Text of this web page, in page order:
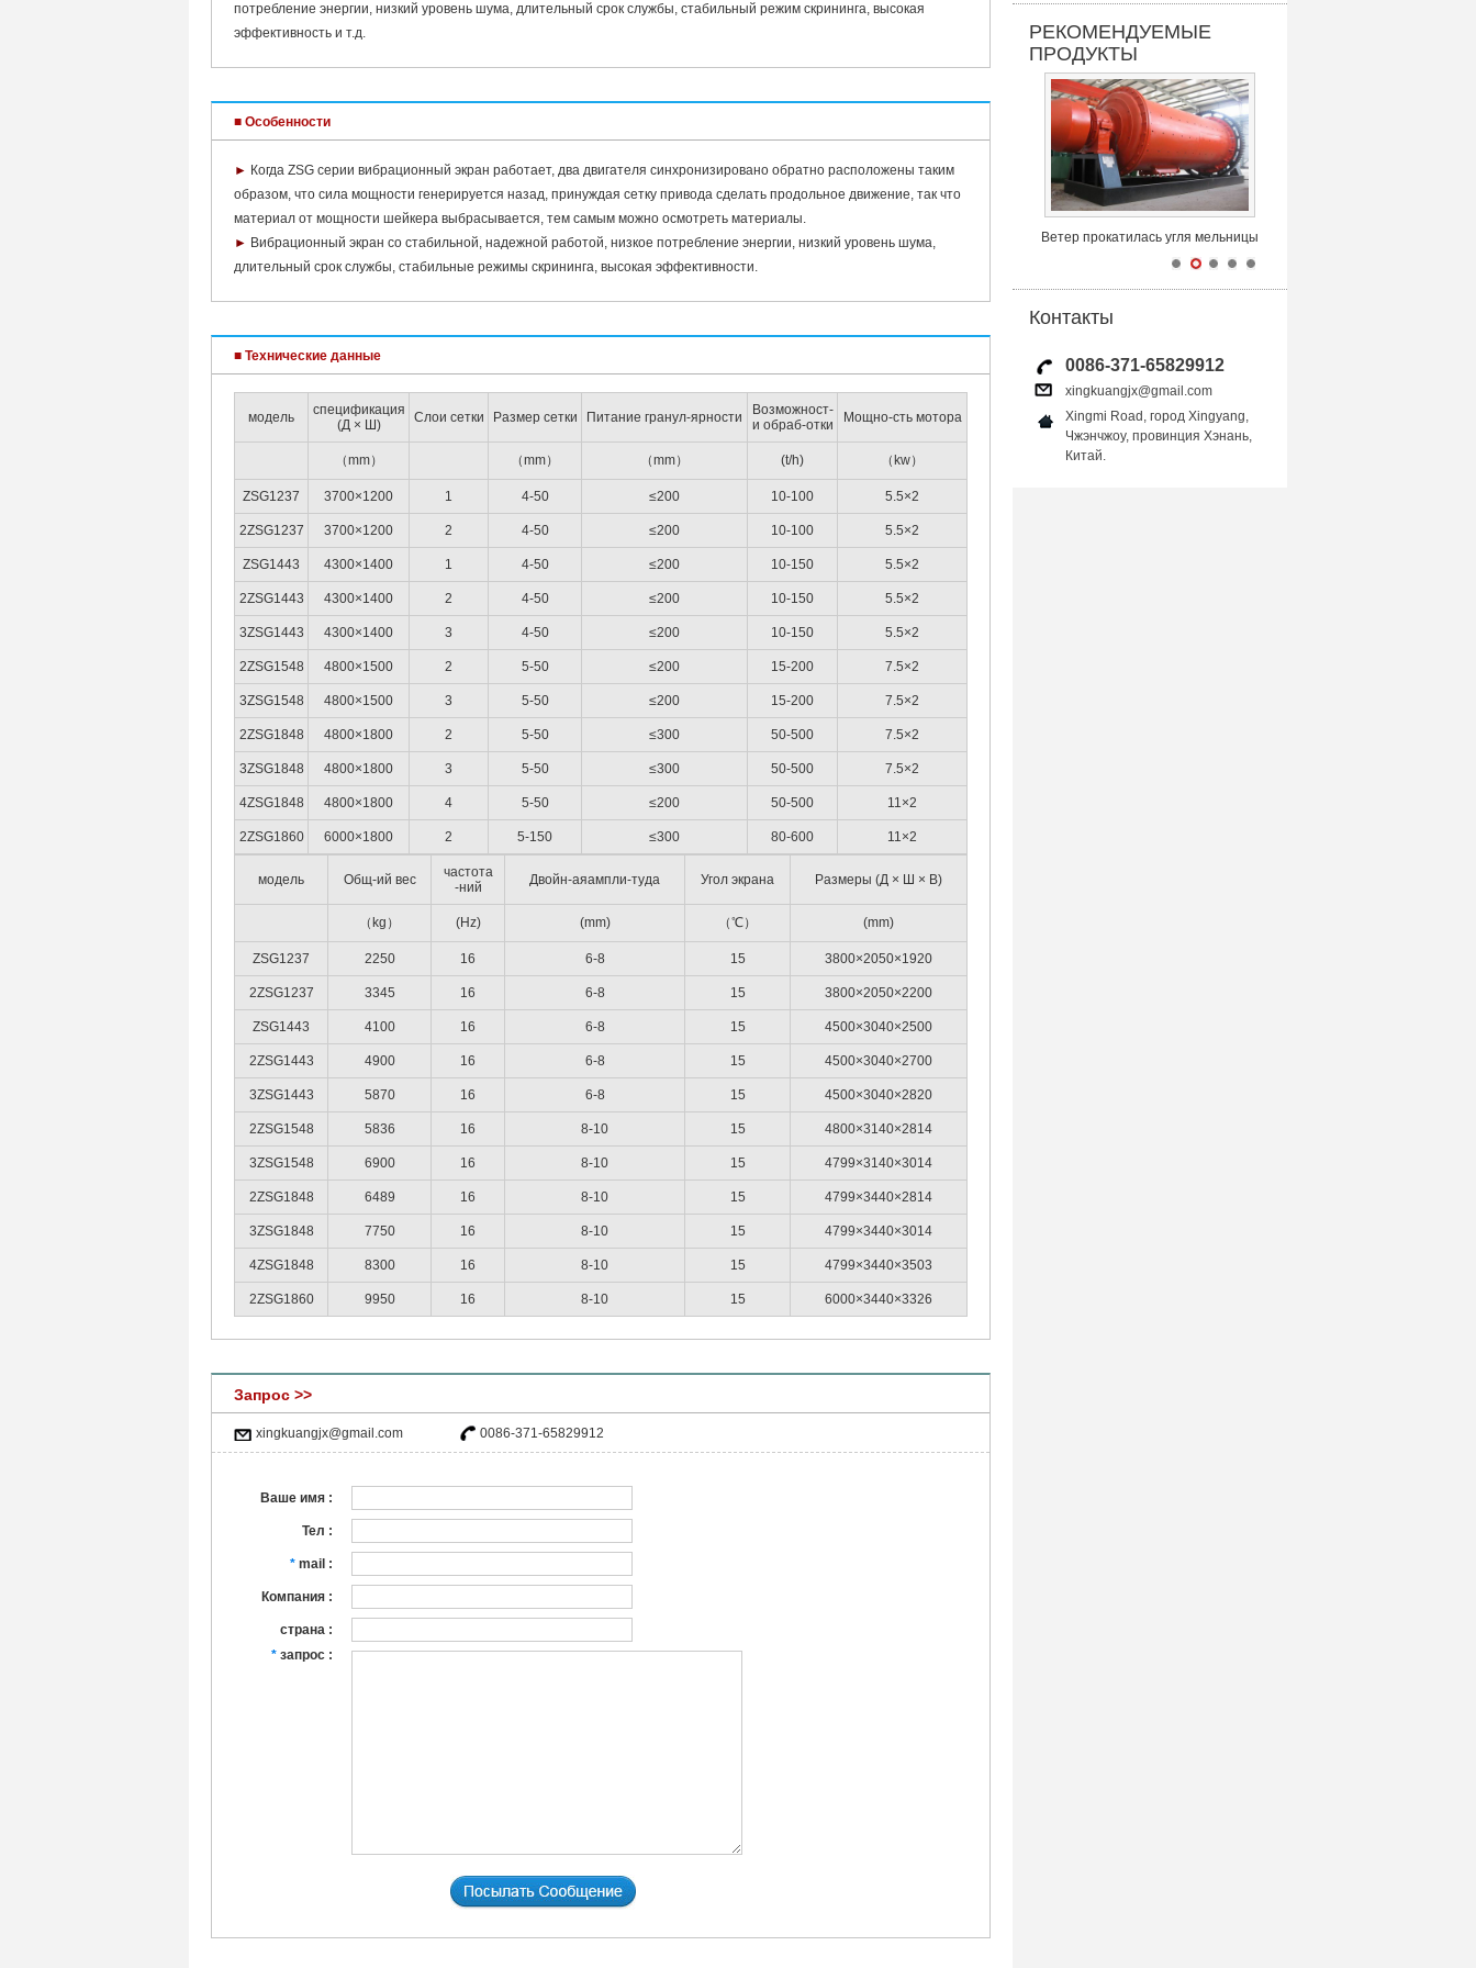
потребление энергии, низкий уровень шума, длительный срок службы, стабильный режим скрининга, высокая
эффективность и т.д.
■ Особенности
► Когда ZSG серии вибрационный экран работает, два двигателя синхронизировано обратно расположены таким
образом, что сила мощности генерируется назад, принуждая сетку привода сделать продольное движение, так что
материал от мощности шейкера выбрасывается, тем самым можно осмотреть материалы.
► Вибрационный экран со стабильной, надежной работой, низкое потребление энергии, низкий уровень шума,
длительный срок службы, стабильные режимы скрининга, высокая эффективности.
■ Технические данные
модель
спецификация
(Д × Ш)
Слои сетки Размер сетки Питание гранул-ярности
Возможност-
и обраб-отки
Мощно-сть мотора
（mm） （mm） （mm） (t/h) （kw）
ZSG1237 3700×1200 1 4-50 ≤200 10-100 5.5×2
2ZSG1237 3700×1200 2 4-50 ≤200 10-100 5.5×2
ZSG1443 4300×1400 1 4-50 ≤200 10-150 5.5×2
2ZSG1443 4300×1400 2 4-50 ≤200 10-150 5.5×2
3ZSG1443 4300×1400 3 4-50 ≤200 10-150 5.5×2
2ZSG1548 4800×1500 2 5-50 ≤200 15-200 7.5×2
3ZSG1548 4800×1500 3 5-50 ≤200 15-200 7.5×2
2ZSG1848 4800×1800 2 5-50 ≤300 50-500 7.5×2
3ZSG1848 4800×1800 3 5-50 ≤300 50-500 7.5×2
4ZSG1848 4800×1800 4 5-50 ≤200 50-500 11×2
2ZSG1860 6000×1800 2 5-150 ≤300 80-600 11×2
модель Общ-ий вес
частота
-ний
Двойн-аяампли-туда Угол экрана Размеры (Д × Ш × В)
（kg） (Hz) (mm) （℃） (mm)
ZSG1237 2250 16 6-8 15 3800×2050×1920
2ZSG1237 3345 16 6-8 15 3800×2050×2200
ZSG1443 4100 16 6-8 15 4500×3040×2500
2ZSG1443 4900 16 6-8 15 4500×3040×2700
3ZSG1443 5870 16 6-8 15 4500×3040×2820
2ZSG1548 5836 16 8-10 15 4800×3140×2814
3ZSG1548 6900 16 8-10 15 4799×3140×3014
2ZSG1848 6489 16 8-10 15 4799×3440×2814
3ZSG1848 7750 16 8-10 15 4799×3440×3014
4ZSG1848 8300 16 8-10 15 4799×3440×3503
2ZSG1860 9950 16 8-10 15 6000×3440×3326
Запрос >>
xingkuangjx@gmail.com 0086-371-65829912
Ваше имя :
Тел :
* mail :
Компания :
страна :
* запрос :
РЕКОМЕНДУЕМЫЕ
ПРОДУКТЫ
Ветер прокатилась угля мельницы
Контакты
0086-371-65829912
xingkuangjx@gmail.com
Xingmi Road, город Xingyang,
Чжэнчжоу, провинция Хэнань,
Китай.